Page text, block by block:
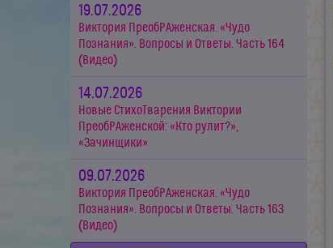
19.07.2026
Виктория ПреобРАженская. «Чудо
Познания». Вопросы и Ответы. Часть 164
(Видео)
14.07.2026
Новые СтихоТварения Виктории
ПреобРАженской: «Кто рулит?»,
«Зачинщики»
09.07.2026
Виктория ПреобРАженская. «Чудо
Познания». Вопросы и Ответы. Часть 163
(Видео)